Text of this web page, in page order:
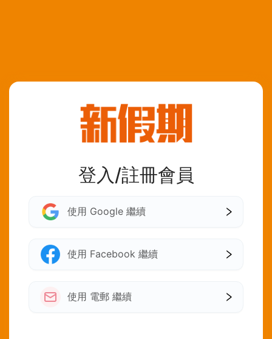
登入/註冊會員
使用 Google 繼續
使用 Facebook 繼續
使用 電郵 繼續